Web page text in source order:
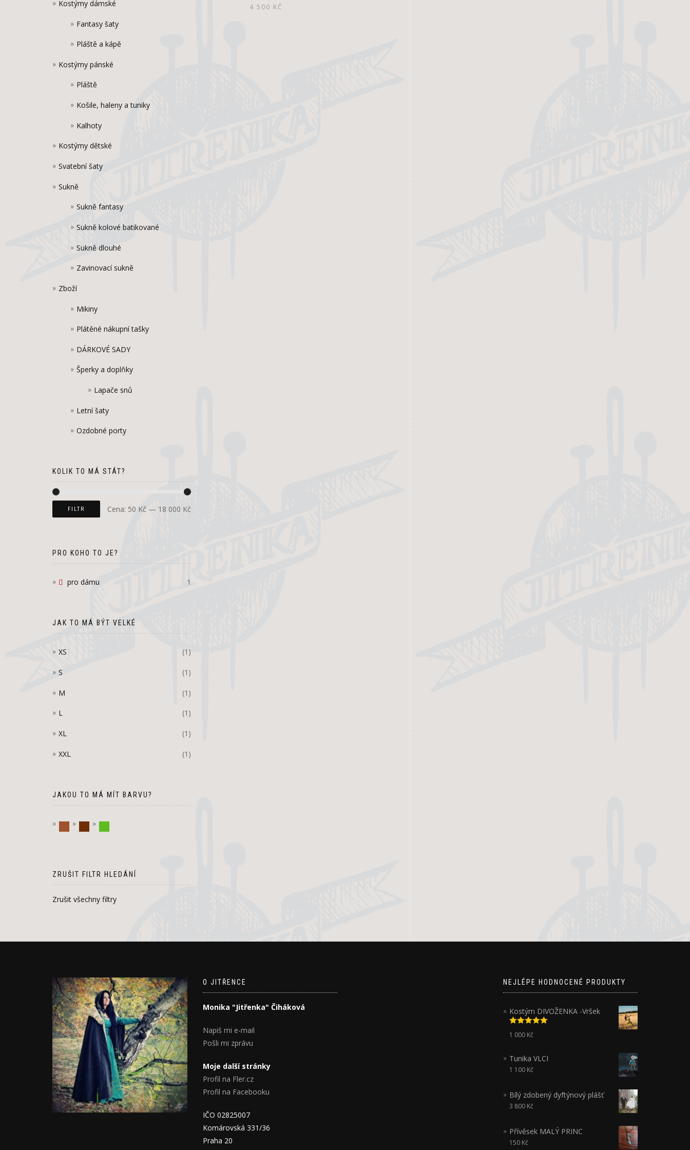
4 500 KČ
Kostýmy dámské
Fantasy šaty
Pláště a kápě
Kostýmy pánské
Pláště
Košile, haleny a tuniky
Kalhoty
Kostýmy dětské
Svatební šaty
Sukně
Sukně fantasy
Sukně kolové batikované
Sukně dlouhé
Zavinovací sukně
Zboží
Mikiny
Plátěné nákupní tašky
DÁRKOVÉ SADY
Šperky a doplňky
Lapače snů
Letní šaty
Ozdobné porty
KOLIK TO MÁ STÁT?
FILTR Cena: 50 Kč — 18 000 Kč
PRO KOHO TO JE?
pro dámu 1
JAK TO MÁ BÝT VELKÉ
XS (1)
S (1)
M (1)
L (1)
XL (1)
XXL (1)
JAKOU TO MÁ MÍT BARVU?
hnědá Tmavě hnědá
ZRUŠIT FILTR HLEDÁNÍ
Zrušit všechny filtry
O JITŘENCE
Monika "Jitřenka" Čiháková
Napiš mi e-mail
Pošli mi zprávu
Moje další stránky
Profil na Fler.cz
Profil na Facebooku
IČO 02825007
Komárovská 331/36
Praha 20
NEJLÉPE HODNOCENÉ PRODUKTY
Kostým DIVOŽENKA -Vršek
Hodnocení
5.00z 5
1 000 Kč
Tunika VLCI
1 100 Kč
Bílý zdobený dyftýnový plášť
3 800 Kč
Přívěsek MALÝ PRINC
150 Kč